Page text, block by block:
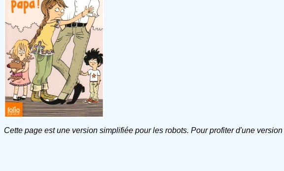
Cette page est une version simplifiée pour les robots. Pour profiter d'une